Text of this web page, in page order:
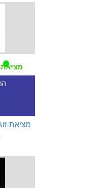
מציאת-